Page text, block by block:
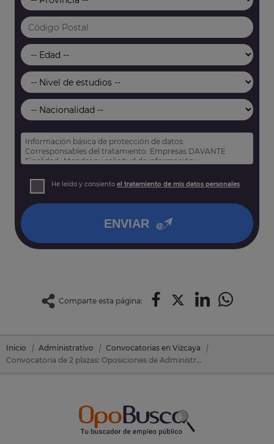
Información básica de protección de datos:
Corresponsables del tratamiento: Empresas DAVANTE
Finalidad: Atender su solicitud de información y
Derechos: Puede acceder, rectificar y suprimir sus datos,
así como otros derechos tal y como se explica en nuestra
He leído y consiento el tratamiento de mis datos personales
ENVIAR
Comparte esta página:
Inicio Administrativo
Convocatorias en Vizcaya
Convocatoria de 2 plazas: Oposiciones de Administrativo en Trapagaran (Vizcaya)